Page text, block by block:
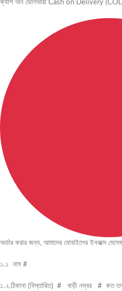
ক্যাশ অন ডেলিভারী Cash on Delivery
অর্ডার করার জন্য, আমাদের মোবাইলের ইনবক্সে
১.১ নাম #
১.২.ঠিকানা (বিস্তারিত) # বাড়ী নম্বর # কত